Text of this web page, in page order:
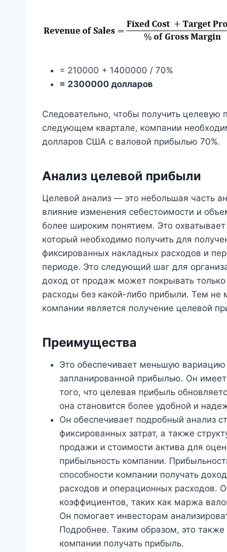
= 210000 + 1400000 / 70%
= 2300000 долларов
Следовательно, чтобы получить
следующем квартале, компании
долларов США с валовой прибылью 70%.
Анализ целевой прибыли
Целевой анализ — это небольшая часть
влияние изменения себестоимости и
более широким понятием. Это
который необходимо получить для
фиксированных накладных расходов и
периоде. Это следующий шаг для
доход от продаж может покрывать
расходы без какой-либо прибыли. Тем
компании является получение целевой
Преимущества
Это обеспечивает меньшую вариацию
запланированной прибылью. Он
того, что целевая прибыль
она становится более удобной и
Он обеспечивает подробный анализ
фиксированных затрат, а также
продажи и стоимости актива для
прибыльность компании.
способности компании получать
расходов и операционных расходов.
коэффициентов, таких как маржа
Он помогает инвесторам
Подробнее. Таким образом, это
компании получать прибыль.